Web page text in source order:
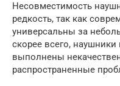
Несовместимость
редкость, так как
универсальны за
скорее всего,
выполнены
распространенные